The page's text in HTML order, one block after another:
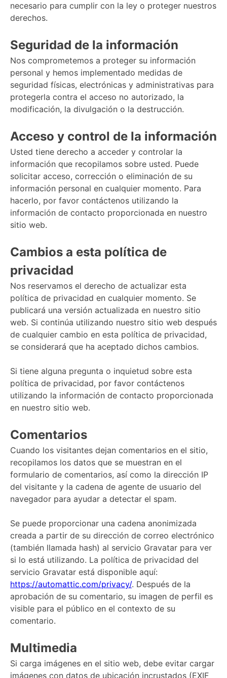
necesario para cumplir con la ley o proteger nuestros
derechos.
Seguridad de la información
Nos comprometemos a proteger su información
personal y hemos implementado medidas de
seguridad físicas, electrónicas y administrativas para
protegerla contra el acceso no autorizado, la
modificación, la divulgación o la destrucción.
Acceso y control de la información
Usted tiene derecho a acceder y controlar la
información que recopilamos sobre usted. Puede
solicitar acceso, corrección o eliminación de su
información personal en cualquier momento. Para
hacerlo, por favor contáctenos utilizando la
información de contacto proporcionada en nuestro
sitio web.
Cambios a esta política de
privacidad
Nos reservamos el derecho de actualizar esta
política de privacidad en cualquier momento. Se
publicará una versión actualizada en nuestro sitio
web. Si continúa utilizando nuestro sitio web después
de cualquier cambio en esta política de privacidad,
se considerará que ha aceptado dichos cambios.
Si tiene alguna pregunta o inquietud sobre esta
política de privacidad, por favor contáctenos
utilizando la información de contacto proporcionada
en nuestro sitio web.
Comentarios
Cuando los visitantes dejan comentarios en el sitio,
recopilamos los datos que se muestran en el
formulario de comentarios, así como la dirección IP
del visitante y la cadena de agente de usuario del
navegador para ayudar a detectar el spam.
Se puede proporcionar una cadena anonimizada
creada a partir de su dirección de correo electrónico
(también llamada hash) al servicio Gravatar para ver
si lo está utilizando. La política de privacidad del
servicio Gravatar está disponible aquí:
https://automattic.com/privacy/. Después de la
aprobación de su comentario, su imagen de perfil es
visible para el público en el contexto de su
comentario.
Multimedia
Si carga imágenes en el sitio web, debe evitar cargar
imágenes con datos de ubicación incrustados (EXIF